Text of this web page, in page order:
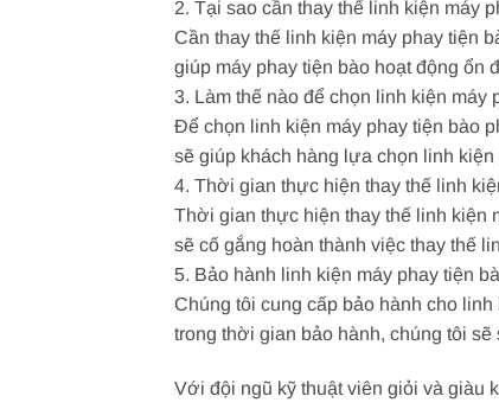
2. Tại sao cần thay thế linh kiện máy
Cần thay thế linh kiện máy phay tiện
giúp máy phay tiện bào hoạt động ổn
3. Làm thế nào để chọn linh kiện máy
Để chọn linh kiện máy phay tiện bào
sẽ giúp khách hàng lựa chọn linh
4. Thời gian thực hiện thay thế linh
Thời gian thực hiện thay thế linh kiện
sẽ cố gắng hoàn thành việc thay thế
5. Bảo hành linh kiện máy phay tiện
Chúng tôi cung cấp bảo hành cho
trong thời gian bảo hành, chúng tôi
Với đội ngũ kỹ thuật viên giỏi và giàu